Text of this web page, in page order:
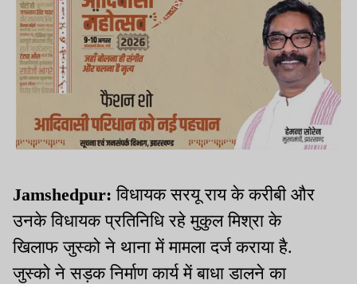
Jamshedpur: विधायक सरयू राय के करीबी और
उनके विधायक प्रतिनिधि रहे मुकुल मिश्रा के
खिलाफ जुस्को ने थाना में मामला दर्ज कराया है.
जुस्को ने सड़क निर्माण कार्य में बाधा डालने का